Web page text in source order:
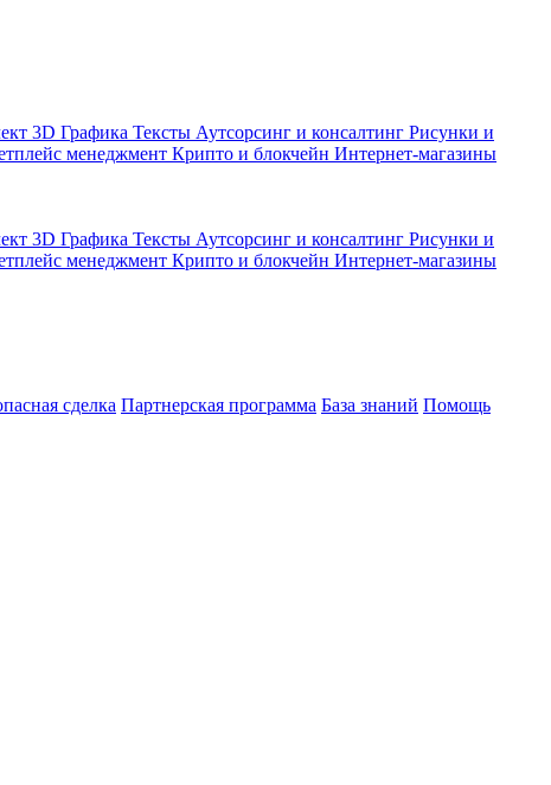
3D Графика Тексты Аутсорсинг и консалтинг Рисунки и
менеджмент Крипто и блокчейн Интернет-магазины
3D Графика Тексты Аутсорсинг и консалтинг Рисунки и
менеджмент Крипто и блокчейн Интернет-магазины
сделка Партнерская программа База знаний Помощь